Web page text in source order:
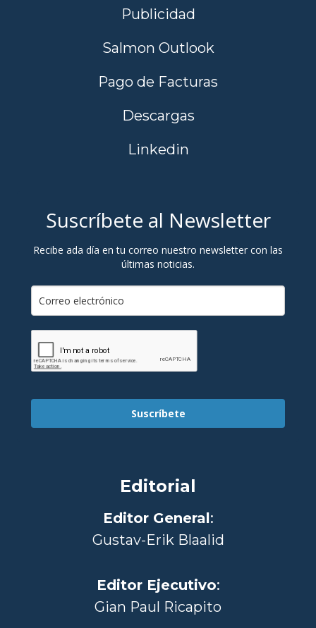
Publicidad
Salmon Outlook
Pago de Facturas
Descargas
Linkedin
Suscríbete al Newsletter
Recibe ada día en tu correo nuestro newsletter con las
últimas noticias.
Suscríbete
Editorial
Editor General :
Gustav-Erik Blaalid
Editor Ejecutivo:
Gian Paul Ricapito